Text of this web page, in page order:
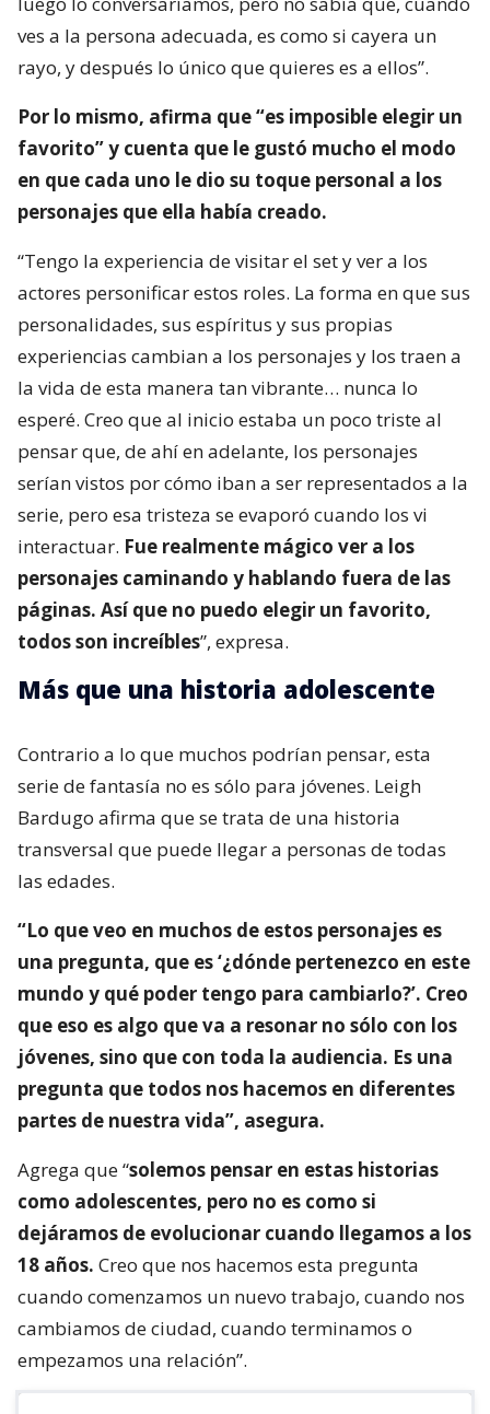
ves a la persona adecuada, es como si cayera un
rayo, y después lo único que quieres es a ellos”.
Por lo mismo, afirma que “es imposible elegir un
favorito” y cuenta que le gustó mucho el modo
en que cada uno le dio su toque personal a los
personajes que ella había creado.
“Tengo la experiencia de visitar el set y ver a los
actores personificar estos roles. La forma en que sus
personalidades, sus espíritus y sus propias
experiencias cambian a los personajes y los traen a
la vida de esta manera tan vibrante… nunca lo
esperé. Creo que al inicio estaba un poco triste al
pensar que, de ahí en adelante, los personajes
serían vistos por cómo iban a ser representados a la
serie, pero esa tristeza se evaporó cuando los vi
interactuar. Fue realmente mágico ver a los
personajes caminando y hablando fuera de las
páginas. Así que no puedo elegir un favorito,
todos son increíbles”, expresa.
Más que una historia adolescente
Contrario a lo que muchos podrían pensar, esta
serie de fantasía no es sólo para jóvenes. Leigh
Bardugo afirma que se trata de una historia
transversal que puede llegar a personas de todas
las edades.
“Lo que veo en muchos de estos personajes es
una pregunta, que es ‘¿dónde pertenezco en este
mundo y qué poder tengo para cambiarlo?’. Creo
que eso es algo que va a resonar no sólo con los
jóvenes, sino que con toda la audiencia. Es una
pregunta que todos nos hacemos en diferentes
partes de nuestra vida”, asegura.
Agrega que “solemos pensar en estas historias
como adolescentes, pero no es como si
dejáramos de evolucionar cuando llegamos a los
18 años. Creo que nos hacemos esta pregunta
cuando comenzamos un nuevo trabajo, cuando nos
cambiamos de ciudad, cuando terminamos o
empezamos una relación”.